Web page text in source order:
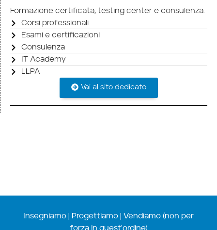
Formazione certificata, testing center e consulenza.
Corsi professionali
Esami e certificazioni
Consulenza
IT Academy
LLPA
Vai al sito dedicato
Insegniamo | Progettiamo | Vendiamo (non per
forza in quest'ordine)